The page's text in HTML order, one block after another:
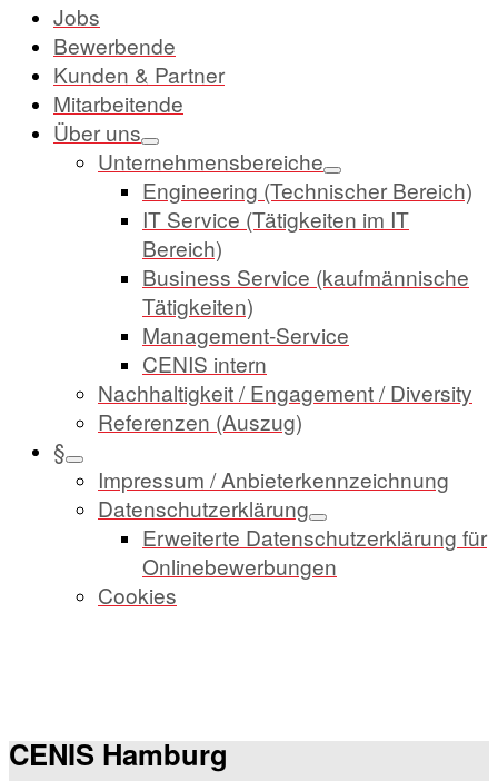
Jobs
Bewerbende
Kunden & Partner
Mitarbeitende
Über uns
Unternehmensbereiche
Engineering (Technischer Bereich)
IT Service (Tätigkeiten im IT
Bereich)
Business Service (kaufmännische
Tätigkeiten)
Management-Service
CENIS intern
Nachhaltigkeit / Engagement / Diversity
Referenzen (Auszug)
§
Impressum / Anbieterkennzeichnung
Datenschutzerklärung
Erweiterte Datenschutzerklärung für
Onlinebewerbungen
Cookies
CENIS Hamburg